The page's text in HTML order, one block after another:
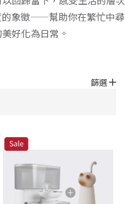
的象徵——幫助你在繁忙中尋
好化為日常。
篩選